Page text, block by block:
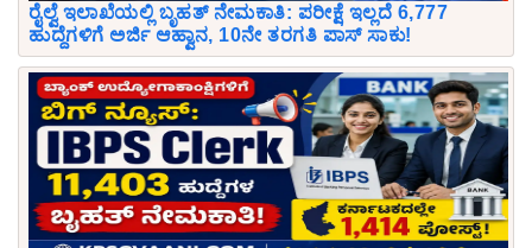
ರೈಲ್ವೆ ಇಲಾಖೆಯಲ್ಲಿ ಬೃಹತ್ ನೇಮಕಾತಿ: ಪರೀಕ್ಷೆ ಇಲ್ಲದೆ 6,777
ಹುದ್ದೆಗಳಿಗೆ ಅರ್ಜಿ ಆಹ್ವಾನ, 10ನೇ ತರಗತಿ ಪಾಸ್ ಸಾಕು!